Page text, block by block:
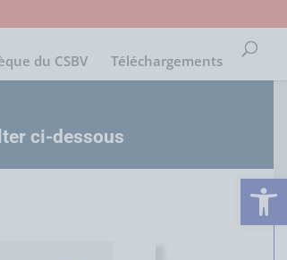
Ouvrir
du CSBV Téléchargements
ci-dessous